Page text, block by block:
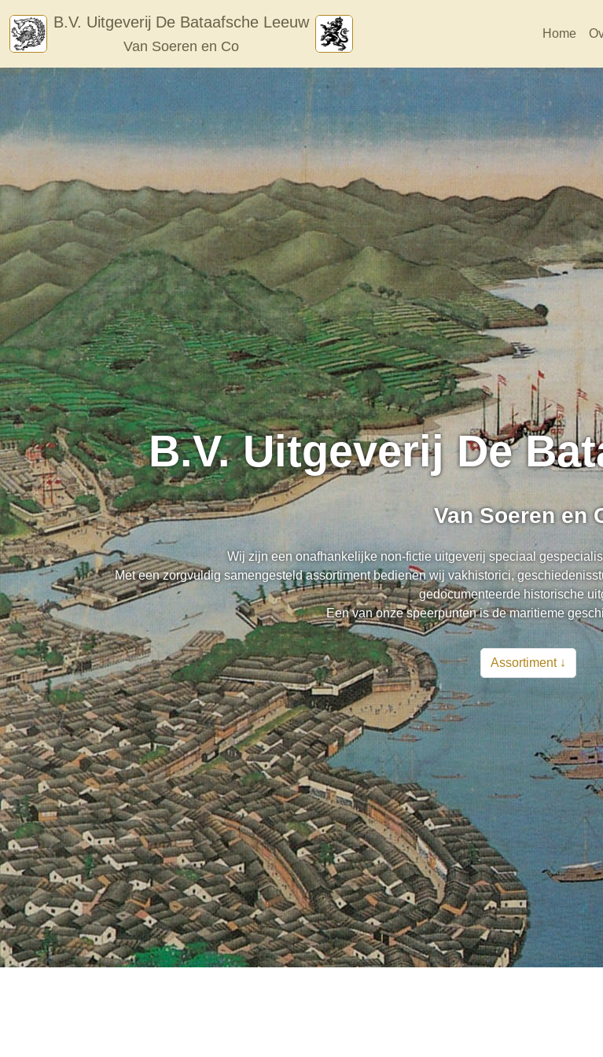
content
B.V. Uitgeverij De Bataafsche Leeuw
Van Soeren en Co
Home
B.V. Uitgeverij De
Van Soeren en
Wij zijn een onafhankelijke non-fictie uitgeverij speciaal
Met een zorgvuldig samengesteld assortiment bedienen wij vakhistorici,
gedocumenteerde historische
Een van onze speerpunten is de maritieme
Assortiment ↓